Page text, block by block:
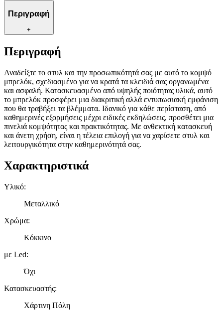
Περιγραφή
+
Περιγραφή
Αναδείξτε το στυλ και την προσωπικότητά σας με αυτό το κομψό
μπρελόκ, σχεδιασμένο για να κρατά τα κλειδιά σας οργανωμένα
και ασφαλή. Κατασκευασμένο από υψηλής ποιότητας υλικά, αυτό
το μπρελόκ προσφέρει μια διακριτική αλλά εντυπωσιακή εμφάνιση
που θα τραβήξει τα βλέμματα. Ιδανικό για κάθε περίσταση, από
καθημερινές εξορμήσεις μέχρι ειδικές εκδηλώσεις, προσθέτει μια
πινελιά κομψότητας και πρακτικότητας. Με ανθεκτική κατασκευή
και άνετη χρήση, είναι η τέλεια επιλογή για να χαρίσετε στυλ και
λειτουργικότητα στην καθημερινότητά σας.
Χαρακτηριστικά
Υλικό:
Μεταλλικό
Χρώμα:
Κόκκινο
με Led:
Όχι
Κατασκευαστής:
Χάρτινη Πόλη